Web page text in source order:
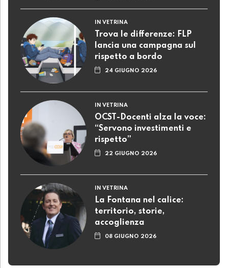
IN VETRINA
Trova le differenze: FLP
lancia una campagna sul
rispetto a bordo
24 GIUGNO 2026
IN VETRINA
OCST-Docenti alza la voce:
“Servono investimenti e
rispetto”
22 GIUGNO 2026
IN VETRINA
La Fontana nel calice:
territorio, storie,
accoglienza
08 GIUGNO 2026